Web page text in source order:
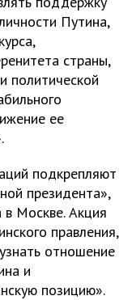
Путина,
страны,
политической
ее
подкрепляют
президента»,
Москве. Акция
правления,
отношение
и
позицию».